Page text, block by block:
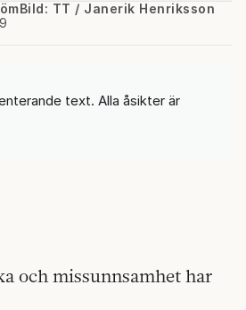
Bild: TT / Janerik Henriksson
text. Alla åsikter är
och missunnsamhet har